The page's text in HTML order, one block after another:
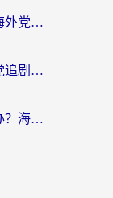
在国外能正常使用国内软件吗？海外党亲测有效的无缝访问指南
哔哩哔哩在国外怎么看番？海外党追剧看片的终极解决方案
在国外想看爱奇艺版权限制怎么办？海外华人必看的追剧自由指南